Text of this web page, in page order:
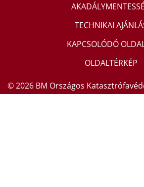
TECHNIKAI
KAPCSOLÓDÓ
OLDALTÉRKÉP
© 2026 BM Országos